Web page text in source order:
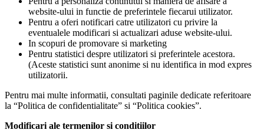
website-ului in functie de preferintele fiecarui utilizator.
Pentru a oferi notificari catre utilizatori cu privire la
eventualele modificari si actualizari aduse website-ului.
In scopuri de promovare si marketing
Pentru statistici despre utilizatori si preferintele acestora.
(Aceste statistici sunt anonime si nu identifica in mod expres
utilizatorii.
Pentru mai multe informatii, consultati paginile dedicate referitoare
la “Politica de confidentialitate” si “Politica cookies”.
Modificari ale termenilor si conditiilor